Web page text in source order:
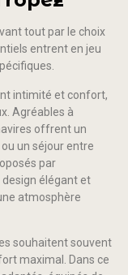
tout par le choix
entrent en jeu
intimité et confort,
Agréables à
offrent un
un séjour entre
par
élégant et
atmosphère
souhaitent souvent
maximal. Dans ce